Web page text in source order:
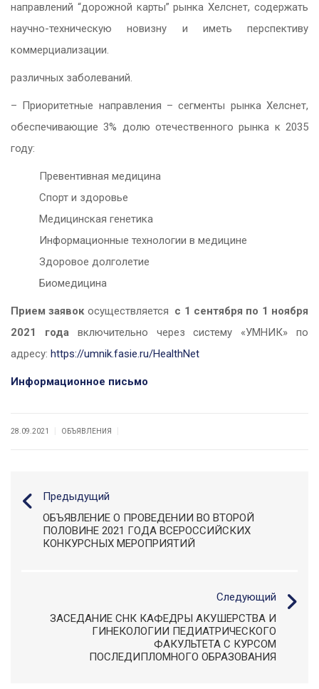
направлений “дорожной карты” рынка Хелснет, содержать
научно-техническую новизну и иметь перспективу
коммерциализации.
различных заболеваний.
– Приоритетные направления – сегменты рынка Хелснет,
обеспечивающие 3% долю отечественного рынка к 2035
году:
Превентивная медицина
Спорт и здоровье
Медицинская генетика
Информационные технологии в медицине
Здоровое долголетие
Биомедицина
Прием заявокосуществляется с 1 сентября по 1 ноября
2021 годавключительно через систему «УМНИК» по
адресу: https://umnik.fasie.ru/HealthNet
Информационное письмо
28.09.2021 ОБЪЯВЛЕНИЯ
Предыдущий
ОБЪЯВЛЕНИЕ О ПРОВЕДЕНИИ ВО ВТОРОЙ
ПОЛОВИНЕ 2021 ГОДА ВСЕРОССИЙСКИХ
КОНКУРСНЫХ МЕРОПРИЯТИЙ
Следующий
ЗАСЕДАНИЕ СНК КАФЕДРЫ АКУШЕРСТВА И
ГИНЕКОЛОГИИ ПЕДИАТРИЧЕСКОГО
ФАКУЛЬТЕТА С КУРСОМ
ПОСЛЕДИПЛОМНОГО ОБРАЗОВАНИЯ